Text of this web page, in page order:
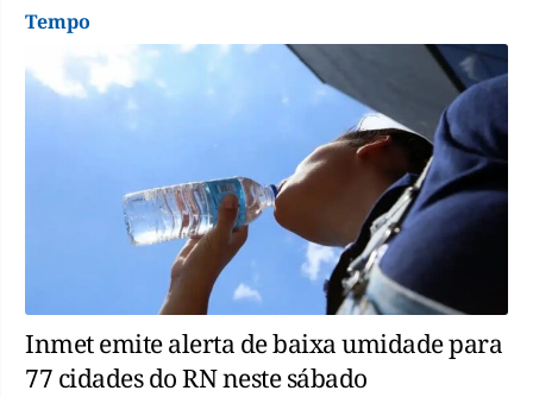
Tempo
Inmet emite alerta de baixa umidade para
77 cidades do RN neste sábado